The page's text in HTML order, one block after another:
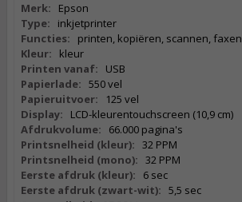
Merk:
Epson
Type:
inkjetprinter
Functies:
printen, kopiëren, scannen, faxen
Kleur:
kleur
Printen vanaf:
USB
Papierlade: 550 vel
Papieruitvoer:
125 vel
Display:
LCD-kleurentouchscreen (10,9 cm)
Afdrukvolume:
66.000 pagina's
Printsnelheid (kleur): 32 PPM
Printsnelheid (mono): 32 PPM
Eerste afdruk (kleur):
6 sec
Eerste afdruk (zwart-wit): 5,5 sec